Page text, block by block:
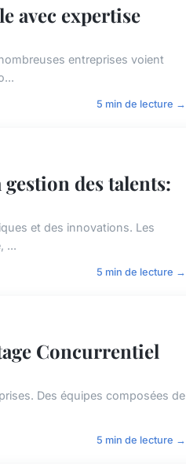
avec expertise
entreprises voient
5 min de lecture →
des talents:
et des innovations. Les
...
5 min de lecture →
Concurrentiel
Des équipes composées de
5 min de lecture →